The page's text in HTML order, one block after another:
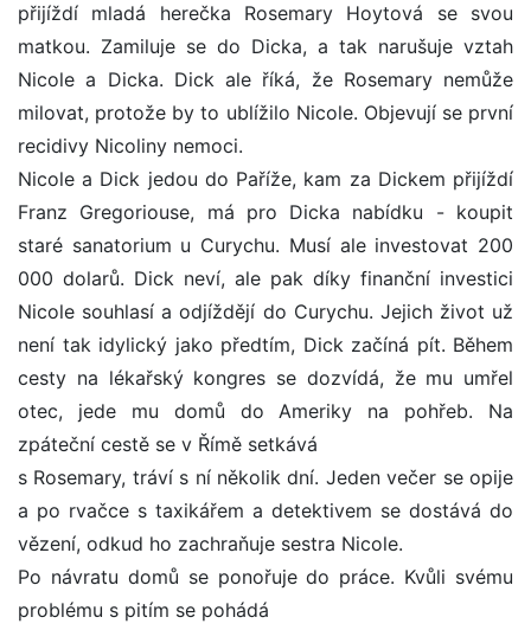
přijíždí mladá herečka Rosemary Hoytová se svou
matkou. Zamiluje se do Dicka, a tak narušuje vztah
Nicole a Dicka. Dick ale říká, že Rosemary nemůže
milovat, protože by to ublížilo Nicole. Objevují se první
recidivy Nicoliny nemoci.
Nicole a Dick jedou do Paříže, kam za Dickem přijíždí
Franz Gregoriouse, má pro Dicka nabídku - koupit
staré sanatorium u Curychu. Musí ale investovat 200
000 dolarů. Dick neví, ale pak díky finanční investici
Nicole souhlasí a odjíždějí do Curychu. Jejich život už
není tak idylický jako předtím, Dick začíná pít. Během
cesty na lékařský kongres se dozvídá, že mu umřel
otec, jede mu domů do Ameriky na pohřeb. Na
zpáteční cestě se v Římě setkává
s Rosemary, tráví s ní několik dní. Jeden večer se opije
a po rvačce s taxikářem a detektivem se dostává do
vězení, odkud ho zachraňuje sestra Nicole.
Po návratu domů se ponořuje do práce. Kvůli svému
problému s pitím se pohádá